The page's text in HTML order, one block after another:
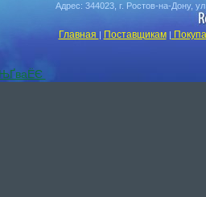
Адрес: 344023, г. Ростов-на-Дону,
Главная | Поставщикам|